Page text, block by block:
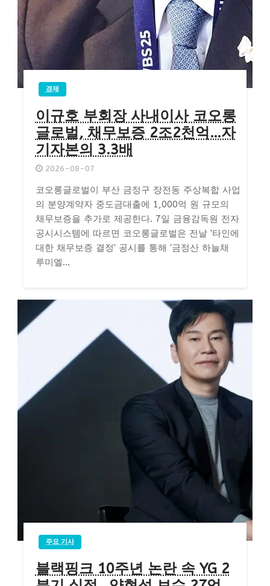
경제
이규호 부회장 사내이사 코오롱
글로벌, 채무보증 2조2천억…자
기자본의 3.3배
2026-08-07
코오롱글로벌이 부산 금정구 장전동 주상복합 사업
의 분양계약자 중도금대출에 1,000억 원 규모의
채무보증을 추가로 제공한다. 7일 금융감독원 전자
공시시스템에 따르면 코오롱글로벌은 전날 '타인에
대한 채무보증 결정' 공시를 통해 '금정산 하늘채
루미엘...
주요 기사
블랙핑크 10주년 논란 속 YG 2